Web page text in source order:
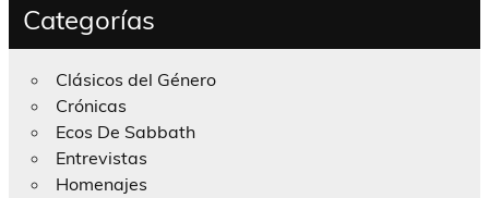
Categorías
Clásicos del Género
Crónicas
Ecos De Sabbath
Entrevistas
Homenajes